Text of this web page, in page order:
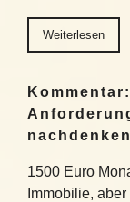
Weiterlesen
nachdenken
1500 Euro
Immobilie,